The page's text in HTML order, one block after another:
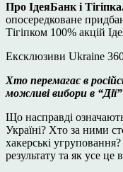
Про ІдеяБанк і
опосередковане
Тігіпком 100% акцій
Ексклюзиви Ukraine
Хто перемагає в
можливі вибори в
Що насправді
Україні? Хто за ними
хакерські
результату та як усе